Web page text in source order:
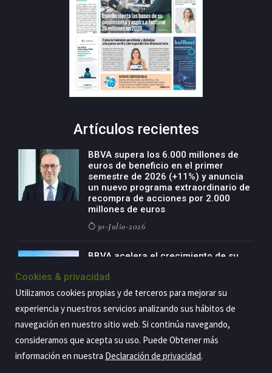
Artículos recientes
BBVA supera los 6.000 millones de
euros de beneficio en el primer
semestre de 2026 (+11%) y anuncia
un nuevo programa extraordinario de
recompra de acciones por 2.000
millones de euros
30-Julio-2026
BBVA acelera el crecimiento de su
de especialización presente en siete
países
29-Julio-2026
Copyright@2026 Estrategia Empresarial
Cookies & privacidad
Utilizamos cookies propias y de terceros para mejorar su
experiencia y nuestros servicios analizando sus hábitos de
navegación en nuestro sitio web. Si continúa navegando,
consideramos que acepta su uso. Puede Obtener más
información en nuestra Declaración de privacidad.